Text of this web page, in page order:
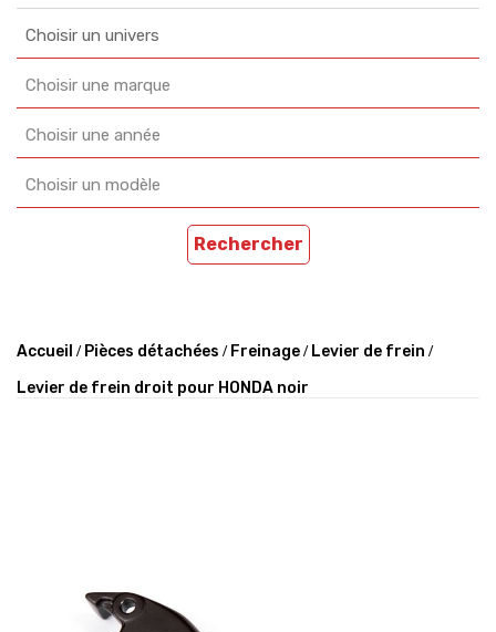
Choisir un univers
Choisir une marque
Choisir une année
Choisir un modèle
Rechercher
Accueil Pièces détachées Freinage
Levier de frein
Levier de frein droit pour HONDA noir